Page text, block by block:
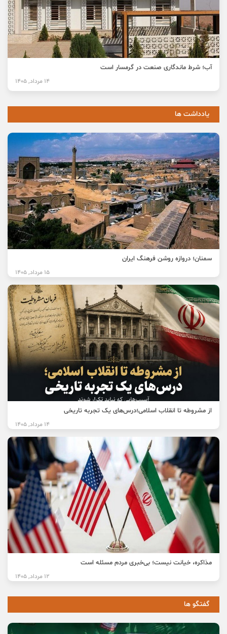
آب؛ شرط ماندگاری صنعت در گرمسار است
14 مرداد, 1405
یادداشت ها
سمنان؛ دروازه روشن فرهنگ ایران
15 مرداد, 1405
از مشروطه تا انقلاب اسلامی؛درس‌های یک تجربه تاریخی
14 مرداد, 1405
مذاکره، خیانت نیست؛ بی‌خبری مردم مسئله است
12 مرداد, 1405
گفتگو ها